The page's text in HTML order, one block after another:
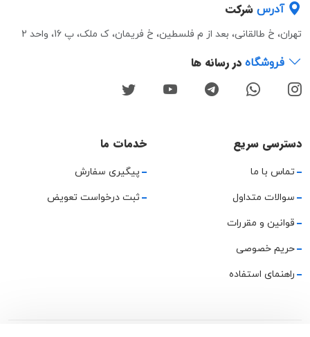
آدرس شرکت
تهران، خ طالقانی، بعد از م فلسطین، خ فریمان، ک ملک، پ 16، واحد 2
فروشگاه در رسانه ها
دسترسی سریع
تماس با ما
سوالات متداول
قوانین و مقررات
حریم خصوصی
راهنمای استفاده
خدمات ما
پیگیری سفارش
ثبت درخواست تعویض